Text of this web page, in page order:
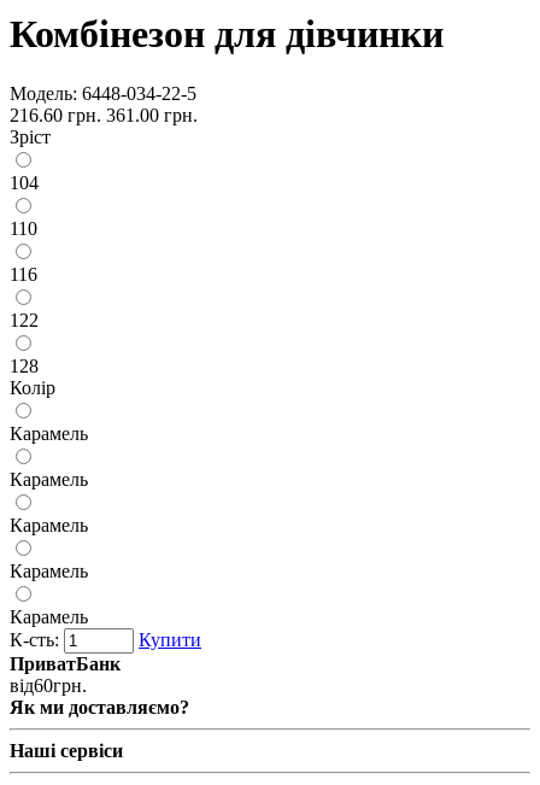
Комбінезон для дівчинки
Модель: 6448-034-22-5
216.60 грн. 361.00 грн.
Зріст
104
110
116
122
128
Колір
Карамель
Карамель
Карамель
Карамель
Карамель
К-сть:
Купити
ПриватБанк
від60грн.
Як ми доставляємо?
Наші сервіси